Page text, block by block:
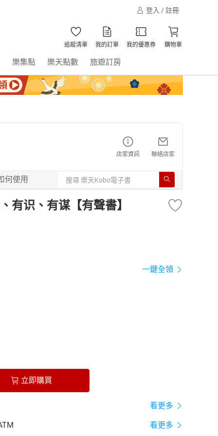
登入 / 註冊
追蹤清單 我的訂單 我的優惠券 購物車
樂集點 樂天點數 旅遊訂房
店家資訊 聯絡店家
何使用
有识、有谋【有聲書】
一鍵全領
立即購買
看更多
看更多